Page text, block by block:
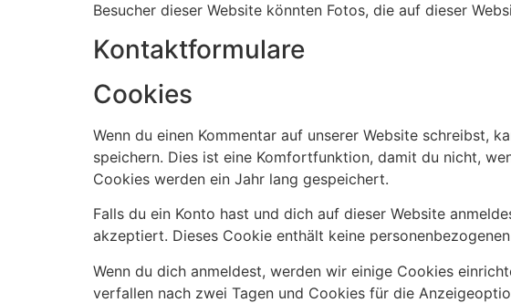
Besucher dieser Website könnten Fotos, die auf dieser
Kontaktformulare
Cookies
Wenn du einen Kommentar auf unserer Website schreibst,
speichern. Dies ist eine Komfortfunktion, damit du nicht,
Cookies werden ein Jahr lang gespeichert.
Falls du ein Konto hast und dich auf dieser Website
akzeptiert. Dieses Cookie enthält keine
Wenn du dich anmeldest, werden wir einige Cookies
verfallen nach zwei Tagen und Cookies für die